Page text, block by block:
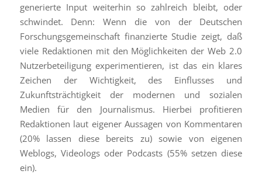
generierte Input weiterhin so zahlreich bleibt, oder
schwindet. Denn: Wenn die von der Deutschen
Forschungsgemeinschaft finanzierte Studie zeigt, daß
viele Redaktionen mit den Möglichkeiten der Web 2.0
Nutzerbeteiligung experimentieren, ist das ein klares
Zeichen der Wichtigkeit, des Einflusses und
Zukunftsträchtigkeit der modernen und sozialen
Medien für den Journalismus. Hierbei profitieren
Redaktionen laut eigener Aussagen von Kommentaren
(20% lassen diese bereits zu) sowie von eigenen
Weblogs, Videologs oder Podcasts (55% setzen diese
ein).